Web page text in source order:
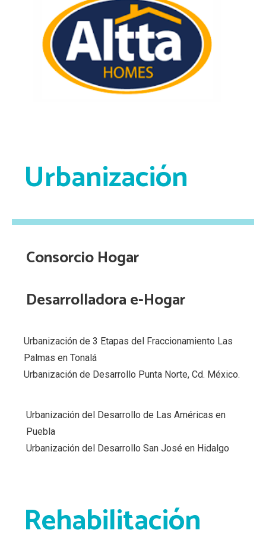
Urbanización
Consorcio Hogar
Desarrolladora e-Hogar
Urbanización de 3 Etapas del Fraccionamiento Las
Palmas en Tonalá
Urbanización de Desarrollo Punta Norte, Cd. México.
Urbanización del Desarrollo de Las Américas en
Puebla
Urbanización del Desarrollo San José en Hidalgo
Rehabilitación